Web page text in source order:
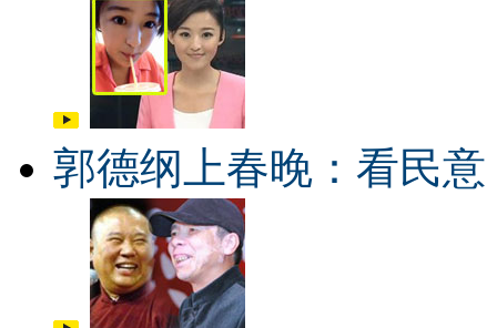
郭德纲上春晚：看民意